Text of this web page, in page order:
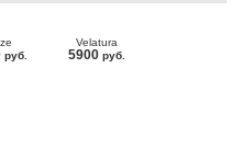
руб.
Velatura
5900 руб.